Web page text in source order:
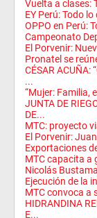
Vuelta a clases:
EY Perú: Todo
OPPO en Perú:
Campeonato
El Porvenir:
Pronatel se
CÉSAR ACUÑA:
...
“Mujer: Familia,
JUNTA DE
DE...
MTC: proyecto
El Porvenir:
Exportaciones
MTC capacita a
Nicolás
Ejecución de la
MTC convoca a
HIDRANDINA
E...